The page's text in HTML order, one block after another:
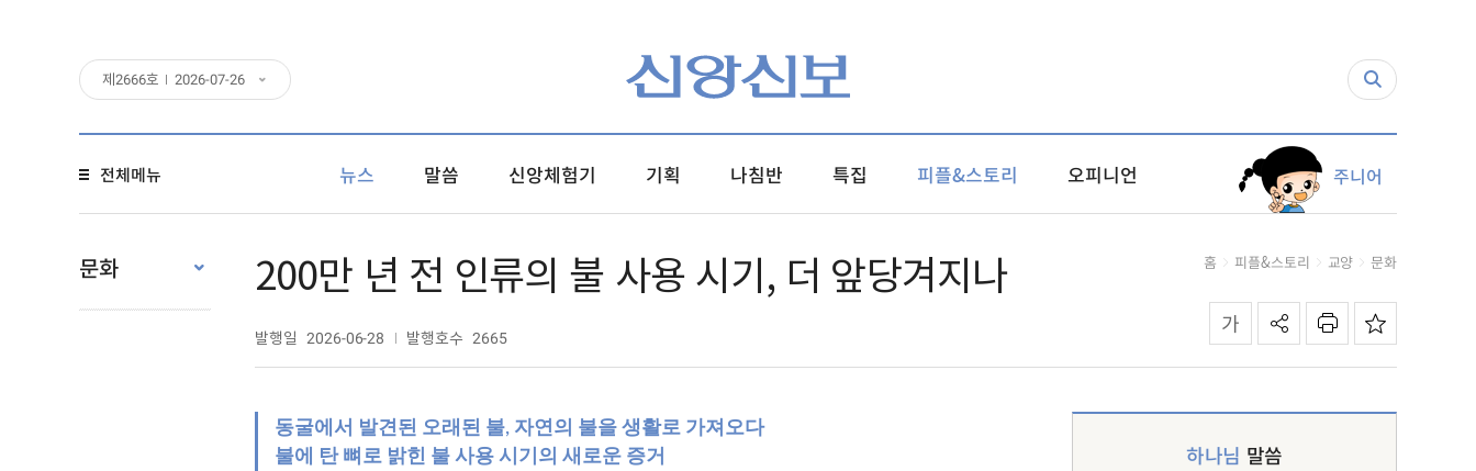
제 2666호 2026-07-26
전체메뉴 뉴스 말씀 신앙체험기 기획 나침반 특집 피플&스토리 오피니언 주니어
문화 200만 년 전 인류의 불 사용 시기, 더 앞당겨지나
발행일 2026-06-28 발행호수 2665
홈 피플&스토리 교양 문화
동굴에서 발견된 오래된 불, 자연의 불을 생활로 가져오다
불에 탄 뼈로 밝힌 불 사용 시기의 새로운 증거
하나님 말씀